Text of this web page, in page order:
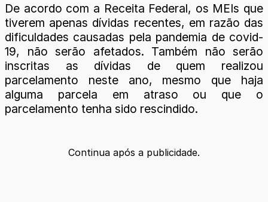
De acordo com a Receita Federal, os MEIs que
tiverem apenas dívidas recentes, em razão das
dificuldades causadas pela pandemia de covid-
19, não serão afetados. Também não serão
inscritas as dívidas de quem realizou
parcelamento neste ano, mesmo que haja
alguma parcela em atraso ou que o
parcelamento tenha sido rescindido.
Continua após a publicidade.